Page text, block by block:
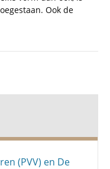
Ook de
(PVV) en De